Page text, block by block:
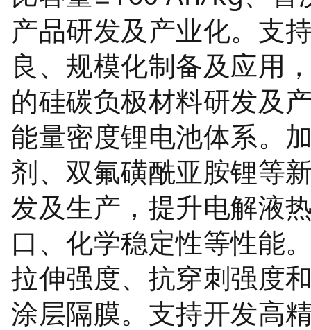
产品研发及产业化。支
良、规模化制备及应用
的硅碳负极材料研发及
能量密度锂电池体系。
剂、双氟磺酰亚胺锂等
发及生产，提升电解液
口、化学稳定性等性能
拉伸强度、抗穿刺强度
涂层隔膜。支持开发高